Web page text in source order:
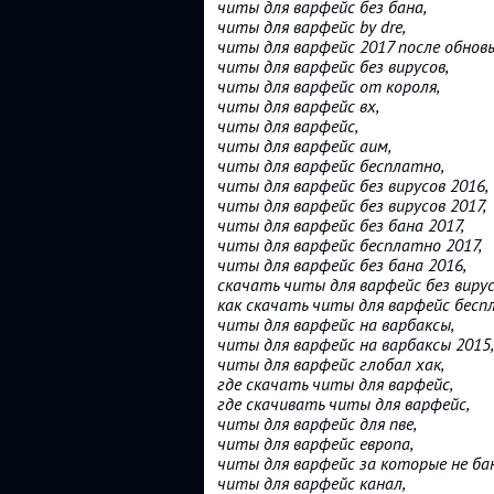
читы для варфейс без бана,
читы для варфейс by dre,
читы для варфейс 2017 после
читы для варфейс без вирусов,
читы для варфейс от короля,
читы для варфейс вх,
читы для варфейс,
читы для варфейс аим,
читы для варфейс бесплатно,
читы для варфейс без вирусов 2016,
читы для варфейс без вирусов 2017,
читы для варфейс без бана 2017,
читы для варфейс бесплатно 2017,
читы для варфейс без бана 2016,
скачать читы для варфейс без
как скачать читы для варфейс
читы для варфейс на варбаксы,
читы для варфейс на варбаксы 2015,
читы для варфейс глобал хак,
где скачать читы для варфейс,
где скачивать читы для варфейс,
читы для варфейс для пве,
читы для варфейс европа,
читы для варфейс за которые не
читы для варфейс канал,